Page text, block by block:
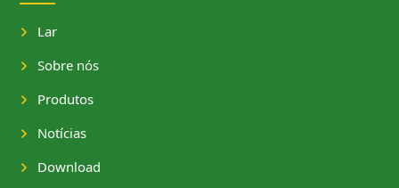
Lar
Sobre nós
Produtos
Notícias
Download